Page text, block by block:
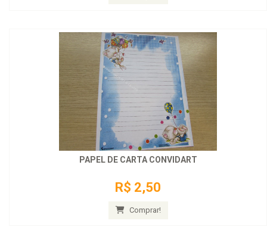
PAPEL DE CARTA CONVIDART
R$ 2,50
Comprar!